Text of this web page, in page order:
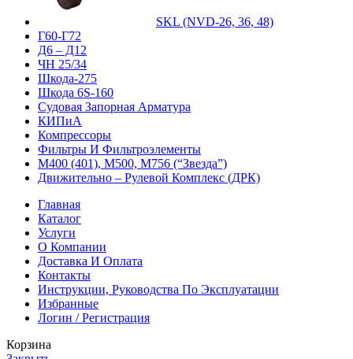
SKL (NVD-26, 36, 48)
Г60-Г72
Д6 – Д12
ЧН 25/34
Шкода-275
Шкода 6S-160
Судовая Запорная Арматура
КИПиА
Компрессоры
Фильтры И Фильтроэлементы
М400 (401), М500, М756 (“Звезда”)
Движительно – Рулевой Комплекс (ДРК)
Главная
Каталог
Услуги
О Компании
Доставка И Оплата
Контакты
Инструкции, Руководства По Эксплуатации
Избранные
Логин / Регистрация
Корзина